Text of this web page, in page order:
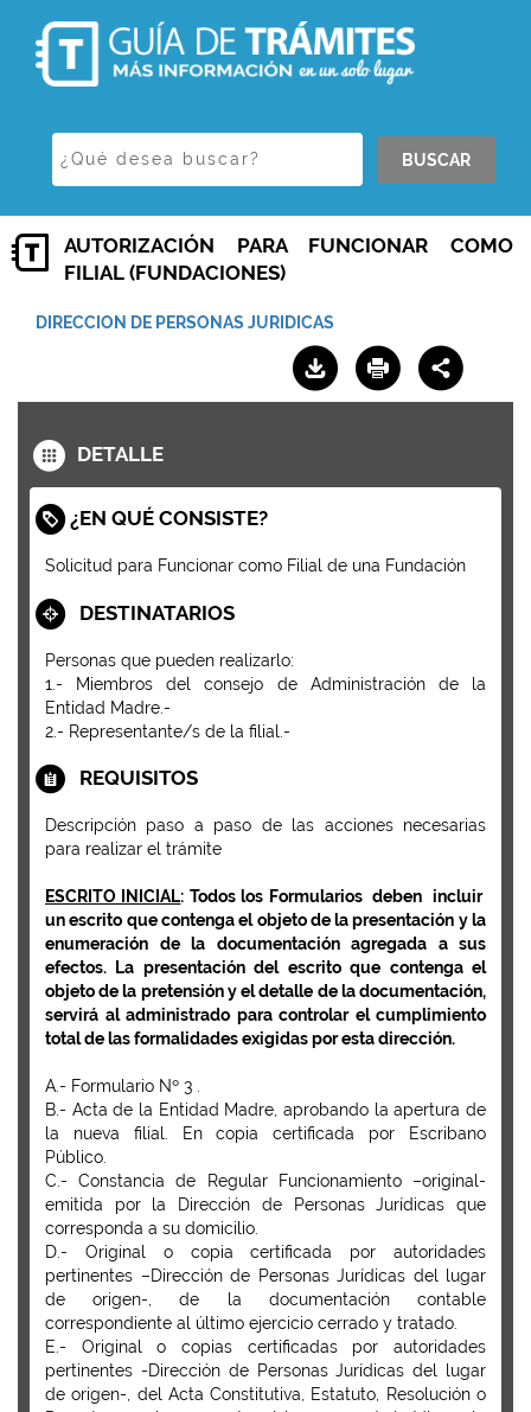
BUSCAR
AUTORIZACIÓN PARA FUNCIONAR COMO
FILIAL (FUNDACIONES)
DIRECCION DE PERSONAS JURIDICAS
DETALLE
¿EN QUÉ CONSISTE?
Solicitud para Funcionar como Filial de una Fundación
DESTINATARIOS
Personas que pueden realizarlo:
1.- Miembros del consejo de Administración de la
Entidad Madre.-
2.- Representante/s de la filial.-
REQUISITOS
Descripción paso a paso de las acciones necesarias
para realizar el trámite
ESCRITO INICIAL: Todos los Formularios deben incluir
un escrito que contenga el objeto de la presentación y la
enumeración de la documentación agregada a sus
efectos. La presentación del escrito que contenga el
objeto de la pretensión y el detalle de la documentación,
servirá al administrado para controlar el cumplimiento
total de las formalidades exigidas por esta dirección.
A.- Formulario Nº 3 .
B.- Acta de la Entidad Madre, aprobando la apertura de
la nueva filial. En copia certificada por Escribano
Público.
C.- Constancia de Regular Funcionamiento –original-
emitida por la Dirección de Personas Jurídicas que
corresponda a su domicilio.
D.- Original o copia certificada por autoridades
pertinentes –Dirección de Personas Jurídicas del lugar
de origen-, de la documentación contable
correspondiente al último ejercicio cerrado y tratado.
E.- Original o copias certificadas por autoridades
pertinentes -Dirección de Personas Jurídicas del lugar
de origen-, del Acta Constitutiva, Estatuto, Resolución o